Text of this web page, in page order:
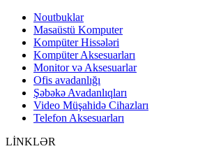
Noutbuklar
Masaüstü Komputer
Kompüter Hissələri
Kompüter Aksesuarları
Monitor və Aksesuarlar
Ofis avadanlığı
Şəbəkə Avadanlıqları
Video Müşahidə Cihazları
Telefon Aksesuarları
LİNKLƏR